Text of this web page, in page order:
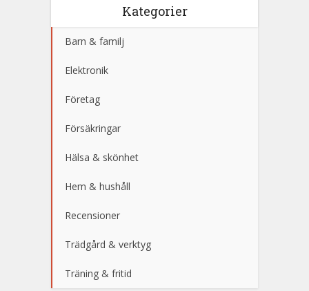
Kategorier
Barn & familj
Elektronik
Företag
Försäkringar
Hälsa & skönhet
Hem & hushåll
Recensioner
Trädgård & verktyg
Träning & fritid